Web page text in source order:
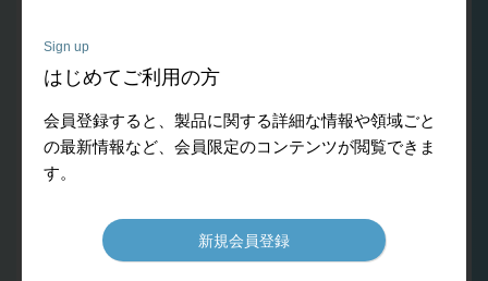
Sign up
はじめてご利用の方
会員登録すると、製品に関する詳細な情報や領域ごと
の最新情報など、会員限定のコンテンツが閲覧できま
す。
新規会員登録
ます。
ハンドピースをそのままに、従来比50％のパワーアップを実現し
ました。
02 フットコントロールのリンク化
インプラント治療にはかかせない、インプランターNeo Plus2と
ク機能を搭載しました。